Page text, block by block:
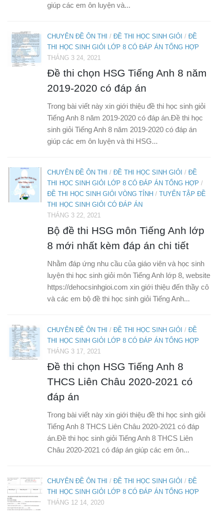
giúp các em ôn luyện và...
CHUYÊN ĐỀ ÔN THI / ĐỀ THI HỌC SINH GIỎI / ĐỀ
THI HỌC SINH GIỎI LỚP 8 CÓ ĐÁP ÁN TỔNG HỢP
THÁNG 3 24, 2021
Đề thi chọn HSG Tiếng Anh 8 năm
2019-2020 có đáp án
Trong bài viết này xin giới thiệu đề thi học sinh giỏi
Tiếng Anh 8 năm 2019-2020 có đáp án.Đề thi học
sinh giỏi Tiếng Anh 8 năm 2019-2020 có đáp án
giúp các em ôn luyện và thi HSG...
CHUYÊN ĐỀ ÔN THI / ĐỀ THI HỌC SINH GIỎI / ĐỀ
THI HỌC SINH GIỎI LỚP 8 CÓ ĐÁP ÁN TỔNG HỢP /
ĐỀ THI HỌC SINH GIỎI VÒNG TỈNH / TUYỂN TẬP ĐỀ
THI HỌC SINH GIỎI CÓ ĐÁP ÁN
THÁNG 3 22, 2021
Bộ đề thi HSG môn Tiếng Anh lớp
8 mới nhất kèm đáp án chi tiết
Nhằm đáp ứng nhu cầu của giáo viên và học sinh
luyện thi học sinh giỏi môn Tiếng Anh lớp 8, website
https://dehocsinhgioi.com xin giới thiệu đến thầy cô
và các em bộ đề thi học sinh giỏi Tiếng Anh...
CHUYÊN ĐỀ ÔN THI / ĐỀ THI HỌC SINH GIỎI / ĐỀ
THI HỌC SINH GIỎI LỚP 8 CÓ ĐÁP ÁN TỔNG HỢP
THÁNG 3 17, 2021
Đề thi chọn HSG Tiếng Anh 8
THCS Liên Châu 2020-2021 có
đáp án
Trong bài viết này xin giới thiệu đề thi học sinh giỏi
Tiếng Anh 8 THCS Liên Châu 2020-2021 có đáp
án.Đề thi học sinh giỏi Tiếng Anh 8 THCS Liên
Châu 2020-2021 có đáp án giúp các em ôn...
CHUYÊN ĐỀ ÔN THI / ĐỀ THI HỌC SINH GIỎI / ĐỀ
THI HỌC SINH GIỎI LỚP 8 CÓ ĐÁP ÁN TỔNG HỢP
THÁNG 12 14, 2020